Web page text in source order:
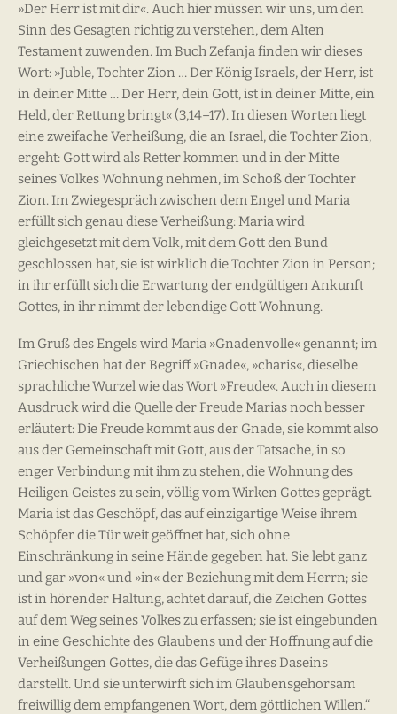
»Der Herr ist mit dir«. Auch hier müssen wir uns, um den
Sinn des Gesagten richtig zu verstehen, dem Alten
Testament zuwenden. Im Buch Zefanja finden wir dieses
Wort: »Juble, Tochter Zion … Der König Israels, der Herr, ist
in deiner Mitte … Der Herr, dein Gott, ist in deiner Mitte, ein
Held, der Rettung bringt« (3,14–17). In diesen Worten liegt
eine zweifache Verheißung, die an Israel, die Tochter Zion,
ergeht: Gott wird als Retter kommen und in der Mitte
seines Volkes Wohnung nehmen, im Schoß der Tochter
Zion. Im Zwiegespräch zwischen dem Engel und Maria
erfüllt sich genau diese Verheißung: Maria wird
gleichgesetzt mit dem Volk, mit dem Gott den Bund
geschlossen hat, sie ist wirklich die Tochter Zion in Person;
in ihr erfüllt sich die Erwartung der endgültigen Ankunft
Gottes, in ihr nimmt der lebendige Gott Wohnung.
Im Gruß des Engels wird Maria »Gnadenvolle« genannt; im
Griechischen hat der Begriff »Gnade«, »charis«, dieselbe
sprachliche Wurzel wie das Wort »Freude«. Auch in diesem
Ausdruck wird die Quelle der Freude Marias noch besser
erläutert: Die Freude kommt aus der Gnade, sie kommt also
aus der Gemeinschaft mit Gott, aus der Tatsache, in so
enger Verbindung mit ihm zu stehen, die Wohnung des
Heiligen Geistes zu sein, völlig vom Wirken Gottes geprägt.
Maria ist das Geschöpf, das auf einzigartige Weise ihrem
Schöpfer die Tür weit geöffnet hat, sich ohne
Einschränkung in seine Hände gegeben hat. Sie lebt ganz
und gar »von« und »in« der Beziehung mit dem Herrn; sie
ist in hörender Haltung, achtet darauf, die Zeichen Gottes
auf dem Weg seines Volkes zu erfassen; sie ist eingebunden
in eine Geschichte des Glaubens und der Hoffnung auf die
Verheißungen Gottes, die das Gefüge ihres Daseins
darstellt. Und sie unterwirft sich im Glaubensgehorsam
freiwillig dem empfangenen Wort, dem göttlichen Willen.“